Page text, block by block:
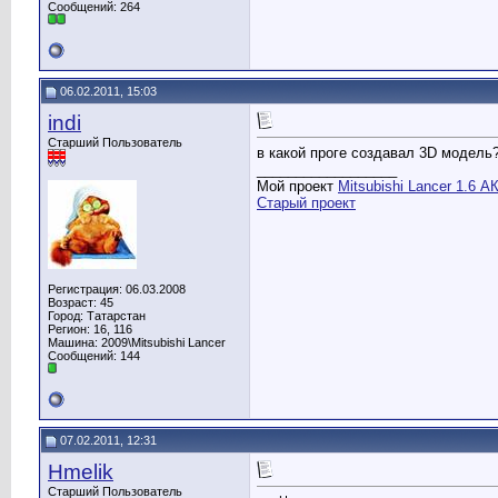
Сообщений: 264
06.02.2011, 15:03
indi
Старший Пользователь
Регистрация: 06.03.2008
Возраст: 45
Город: Татарстан
Регион: 16, 116
Машина: 2009\Mitsubishi Lancer
Сообщений: 144
в какой проге создавал 3D
Мой проект Mitsubishi Lancer 1.6
Старый проект
07.02.2011, 12:31
Hmelik
Старший Пользователь